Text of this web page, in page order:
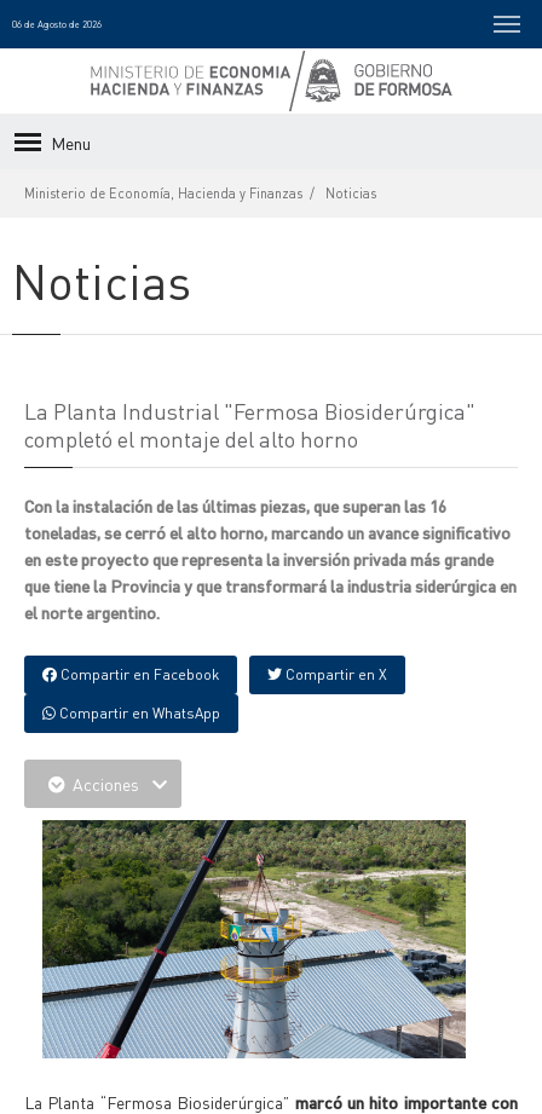
06 de Agosto de 2026
Menu
Ministerio de Economía, Hacienda y Finanzas Noticias
Noticias
La Planta Industrial "Fermosa Biosiderúrgica"
completó el montaje del alto horno
Con la instalación de las últimas piezas, que superan las 16
toneladas, se cerró el alto horno, marcando un avance significativo
en este proyecto que representa la inversión privada más grande
que tiene la Provincia y que transformará la industria siderúrgica en
el norte argentino.
Compartir en Facebook Compartir en X
Compartir en WhatsApp
Acciones
La Planta “Fermosa Biosiderúrgica” marcó un hito importante con